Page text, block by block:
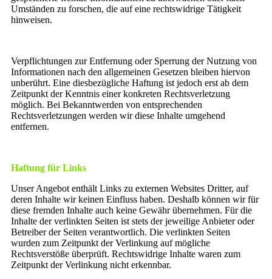
Umständen zu forschen, die auf eine rechtswidrige Tätigkeit
hinweisen.
Verpflichtungen zur Entfernung oder Sperrung der Nutzung von
Informationen nach den allgemeinen Gesetzen bleiben hiervon
unberührt. Eine diesbezügliche Haftung ist jedoch erst ab dem
Zeitpunkt der Kenntnis einer konkreten Rechtsverletzung
möglich. Bei Bekanntwerden von entsprechenden
Rechtsverletzungen werden wir diese Inhalte umgehend
entfernen.
Haftung für Links
Unser Angebot enthält Links zu externen Websites Dritter, auf
deren Inhalte wir keinen Einfluss haben. Deshalb können wir für
diese fremden Inhalte auch keine Gewähr übernehmen. Für die
Inhalte der verlinkten Seiten ist stets der jeweilige Anbieter oder
Betreiber der Seiten verantwortlich. Die verlinkten Seiten
wurden zum Zeitpunkt der Verlinkung auf mögliche
Rechtsverstöße überprüft. Rechtswidrige Inhalte waren zum
Zeitpunkt der Verlinkung nicht erkennbar.